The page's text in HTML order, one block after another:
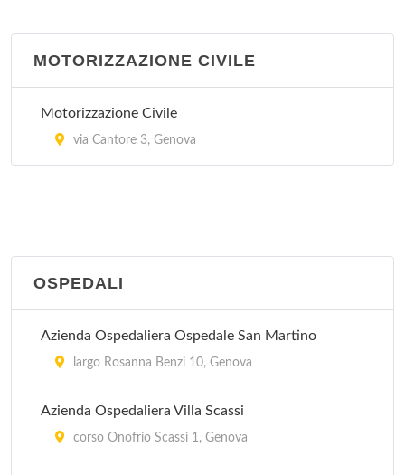
MOTORIZZAZIONE CIVILE
Motorizzazione Civile
via Cantore 3, Genova
OSPEDALI
Azienda Ospedaliera Ospedale San Martino
largo Rosanna Benzi 10, Genova
Azienda Ospedaliera Villa Scassi
corso Onofrio Scassi 1, Genova